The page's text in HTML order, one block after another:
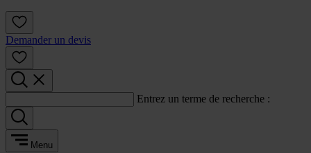
Demander un devis
Entrez un terme de recherche :
Menu